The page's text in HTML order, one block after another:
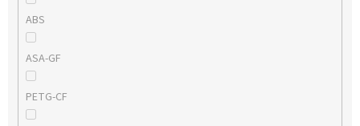
ABS
ASA-GF
PETG-CF